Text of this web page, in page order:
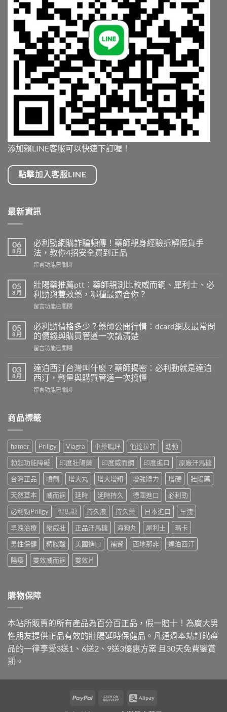
添加賴LINE客服可以快速下訂喔！
點擊加入客服LINE
最新資訊
06
8 月
必利勁網購詐騙頻傳！藥師親身經驗拆解假貨手
法，教你4招安全買到正品
在
利
勁
網
購
騙
頻
傳！
藥
親
身
驗
假
法，
教
你
4
招
安
全
買
到
正
品〉
中
留言功能已關閉
05
8 月
壯陽藥推薦ptt：藥師親測比較威而鋼、犀利士、必
利勁與雙效藥，哪種最適合你？
在
陽
藥
推
薦
藥
師
親
測
威
利
士、
必
利
勁
與
雙
效
藥，
哪
種
最
適
合
留言功能已關閉
05
8 月
必利勁價格多少？藥師公開行情：dcard網友最常問
的價錢與購買管道一次講清楚
在
利
勁
價
格
藥
開
行
情：
dcard
網
友
最
常
問
的
價
錢
與
購
買
次
楚〉
中
留言功能已關閉
03
8 月
達泊西汀台灣叫什麼？藥師揭密：必利勁就是達泊
西汀，劑量與購買管道一次搞懂
在
西
汀
灣
什
麼？
藥
師
揭
密：
必
利
勁
就
是
達
泊
量
買
管
道
一
留言功能已關閉
商品標籤
hamer Priligy Viagra 中藥調理 他達拉非
助勃
勃起功能障礙
印度壯陽藥 印度威而鋼 印度進口
原廠汗馬糖
台灣正品
噴劑 增大丸 增大增粗 增強體力 增硬
壯陽藥
天然草本
威而鋼 延時 延時持久 德國進口
必利勁
必利勁Priligy
悍馬糖 持久液 持久藥 日本進口
早洩
早洩治療
樂威壯 正品汗馬糖 海狗丸 犀利士
瑪卡
男性保健
精胺酸 美國進口 補腎 西地那非
達泊西汀
陽痿
雙效威而鋼 雙效片
購物保障
本站所販賣的所有產品為百分百正品，假一賠十！為廣大男
性朋友提供正品有效的壯陽延時保健品。凡通過本站訂購產
品的一律享受3送1、6送2、9送3優惠方案 且30天免費鑒賞
期。
PayPal
Cash
Alipay